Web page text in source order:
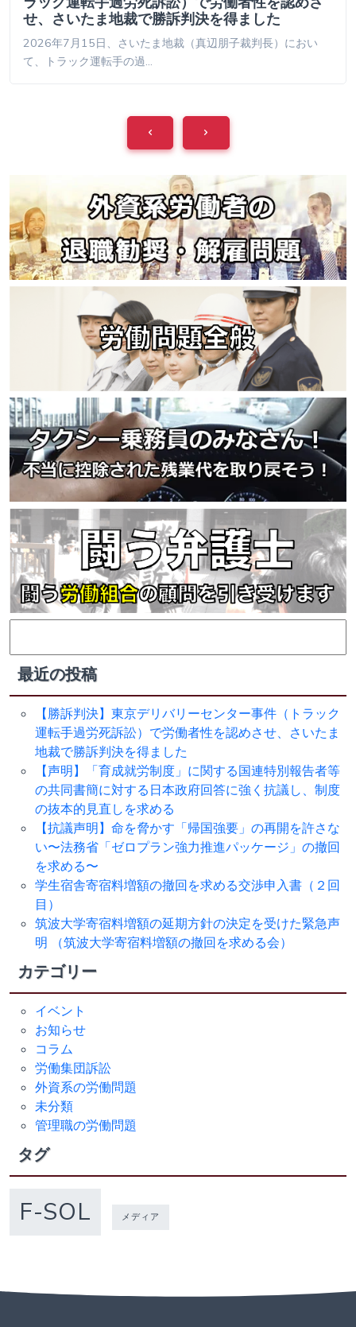
せ、さいたま地裁で勝訴判決を得ました
2026年7月15日、さいたま地裁（真辺朋子裁判長）におい
て、トラック運転手の過…
索:
最近の投稿
【勝訴判決】東京デリバリーセンター事件（トラック
運転手過労死訴訟）で労働者性を認めさせ、さいたま
地裁で勝訴判決を得ました
【声明】「育成就労制度」に関する国連特別報告者等
の共同書簡に対する日本政府回答に強く抗議し、制度
の抜本的見直しを求める
【抗議声明】命を脅かす「帰国強要」の再開を許さな
い〜法務省「ゼロプラン強力推進パッケージ」の撤回
を求める〜
学生宿舎寄宿料増額の撤回を求める交渉申入書（２回
目）
筑波大学寄宿料増額の延期方針の決定を受けた緊急声
明 （筑波大学寄宿料増額の撤回を求める会）
カテゴリー
イベント
お知らせ
コラム
労働集団訴訟
外資系の労働問題
未分類
管理職の労働問題
タグ
F-SOL メディア